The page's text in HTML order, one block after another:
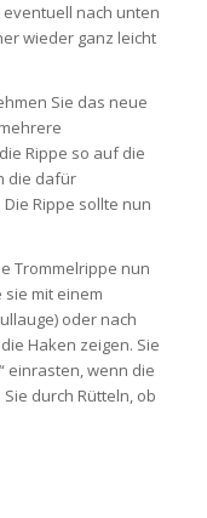
nach unten
wieder ganz leicht
Sie das neue
Rippe so auf die
die dafür
Rippe sollte nun
Trommelrippe nun
mit einem
oder nach
Haken zeigen. Sie
einrasten, wenn die
durch Rütteln, ob